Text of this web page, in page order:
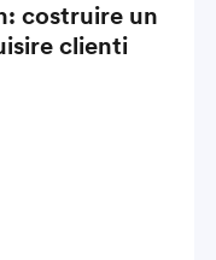
costruire un
clienti